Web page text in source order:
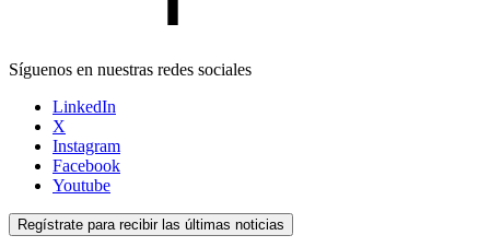
Síguenos en nuestras redes sociales
LinkedIn
X
Instagram
Facebook
Youtube
Regístrate para recibir las últimas noticias